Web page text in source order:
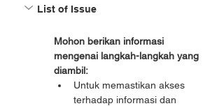
List of Issue
Mohon berikan informasi
mengenai langkah-langkah yang
diambil:
Untuk memastikan akses
terhadap informasi dan